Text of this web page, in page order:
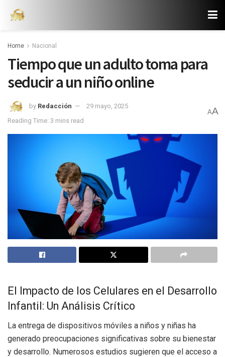
Home Nacional
Tiempo que un adulto toma para
seducir a un niño online
by Redacción
29 mayo, 2025
Reading Time: 3 mins read
AA
El Impacto de los Celulares en el Desarrollo
Infantil: Un Análisis Crítico
La entrega de dispositivos móviles a niños y niñas ha
generado preocupaciones significativas sobre su bienestar
y desarrollo. Numerosos estudios sugieren que el acceso a